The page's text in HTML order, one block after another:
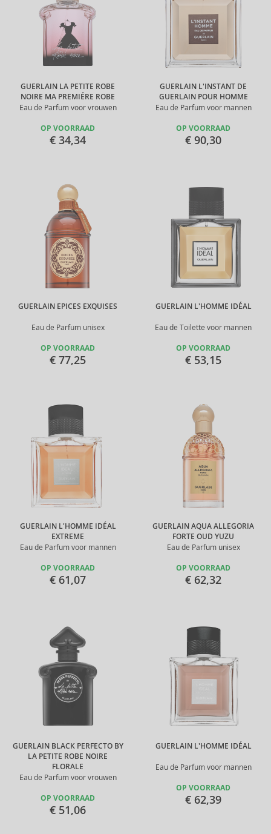
GUERLAIN LA PETITE ROBE
NOIRE MA PREMIÉRE ROBE
Eau de Parfum voor vrouwen
OP VOORRAAD
€ 34,34
GUERLAIN L'INSTANT DE
GUERLAIN POUR HOMME
Eau de Parfum voor mannen
OP VOORRAAD
€ 90,30
GUERLAIN EPICES EXQUISES
Eau de Parfum unisex
OP VOORRAAD
€ 77,25
GUERLAIN L'HOMME IDÉAL
Eau de Toilette voor mannen
OP VOORRAAD
€ 53,15
GUERLAIN L'HOMME IDÉAL
EXTREME
Eau de Parfum voor mannen
OP VOORRAAD
€ 61,07
GUERLAIN AQUA ALLEGORIA
FORTE OUD YUZU
Eau de Parfum unisex
OP VOORRAAD
€ 62,32
GUERLAIN BLACK PERFECTO BY
LA PETITE ROBE NOIRE
FLORALE
Eau de Parfum voor vrouwen
OP VOORRAAD
€ 51,06
GUERLAIN L'HOMME IDÉAL
Eau de Parfum voor mannen
OP VOORRAAD
€ 62,39